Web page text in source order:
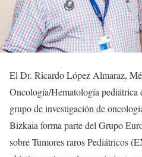
El Dr. Ricardo López Almaraz,
Oncología/Hematología
grupo de investigación de
Bizkaia forma parte del Grupo
sobre Tumores raros Pediátricos